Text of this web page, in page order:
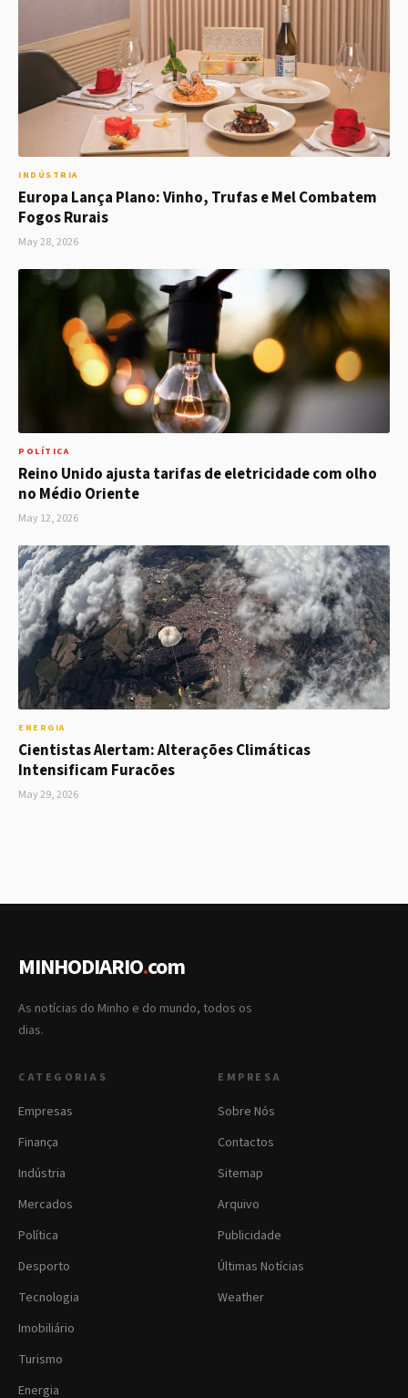
INDÚSTRIA
Europa Lança Plano: Vinho, Trufas e Mel Combatem
Fogos Rurais
May 28, 2026
POLÍTICA
Reino Unido ajusta tarifas de eletricidade com olho
no Médio Oriente
May 12, 2026
ENERGIA
Cientistas Alertam: Alterações Climáticas
Intensificam Furacões
May 29, 2026
MINHODIARIO.com
As notícias do Minho e do mundo, todos os
dias.
CATEGORIAS
Empresas
Finança
Indústria
Mercados
Política
Desporto
Tecnologia
Imobiliário
Turismo
Energia
EMPRESA
Sobre Nós
Contactos
Sitemap
Arquivo
Publicidade
Últimas Notícias
Weather